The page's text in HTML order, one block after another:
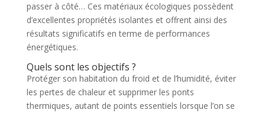
passer à côté… Ces matériaux écologiques possèdent
d’excellentes propriétés isolantes et offrent ainsi des
résultats significatifs en terme de performances
énergétiques.
Quels sont les objectifs ?
Protéger son habitation du froid et de l’humidité, éviter
les pertes de chaleur et supprimer les ponts
thermiques, autant de points essentiels lorsque l’on se